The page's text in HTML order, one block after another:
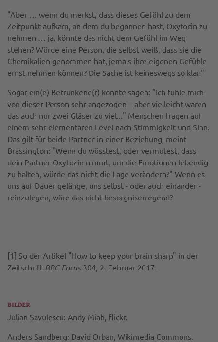
"Aber … wenn du merkst, dass dieses Gefühl zu dem
Zeitpunkt aufkam, an dem du begonnen hast, Oxytocin zu
nehmen … ja, könnte das nicht dem Gefühl im Weg
stehen? Würde eine Person, die selbst weiß, dass sie die
Chemikalien genommen hat, jemals ihre eigenen Gefühle
ernst nehmen können? Die Sache ist keineswegs so klar."
Sogar ein(e) Betrunkene(r) könnte sagen: "Ich fühle mich
von dieser Person sehr angezogen – aber vielleicht waren
das auch nur zwei Gläser zu viel..." Menschen fragen auf
einem sehr elementaren Level nach Stimmigkeit und Sinn.
Das gilt für beide Partner in einer Beziehung, meint
Brassington: "Wenn du wüsstest, oder vermutest, dass
dein Partner Oxytozin nimmt, um die Emotionen lebendig
zu halten, würde das nicht die Lage verändern?" Wenn es
uns auf Dauer gelänge, uns selbst - oder auch einander -
reinzulegen, wäre das nicht besorgniserregend?
[1] So der Artikel "How to keep your brain sharp" in der
Zeitschrift BBC Focus 304, 2. Februar 2017.
BILDER
Julian Savulescu: Andy Miah, flickr.
Anders Sandberg: David Orban, Wikimedia Commons.